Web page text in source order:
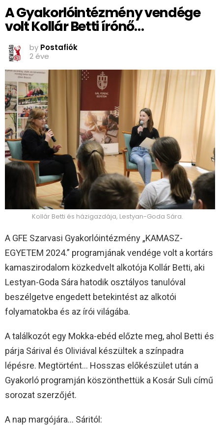
A Gyakorlóintézmény vendége
volt Kollár Betti írónő…
by Postafiók
2 éve
Kollár Betti és házigazdája, Lestyan-Goda Sára.
A GFE Szarvasi Gyakorlóintézmény „KAMASZ-
EGYETEM 2024.” programjának vendége volt a kortárs
kamaszirodalom közkedvelt alkotója Kollár Betti, aki
Lestyan-Goda Sára hatodik osztályos tanulóval
beszélgetve engedett betekintést az alkotói
folyamatokba és az írói világába.
A találkozót egy Mokka-ebéd előzte meg, ahol Betti és
párja Sárival és Oliviával készültek a színpadra
lépésre. Megtörtént… Hosszas előkészület után a
Gyakorló programján köszönthettük a Kosár Suli című
sorozat szerzőjét.
A nap margójára… Sáritól: